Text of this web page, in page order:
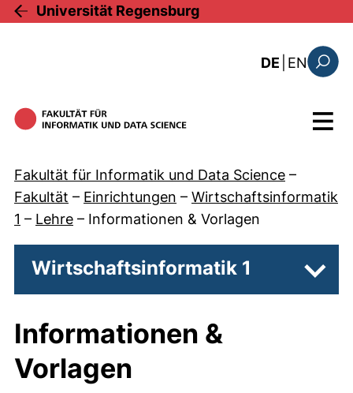
Direkt zum Inhalt
Universität Regensburg
DE EN: this
Menü
Fakultät für Informatik und Data Science –
Fakultät – Einrichtungen – Wirtschaftsinformatik
1 – Lehre – Informationen & Vorlagen
Wirtschaftsinformatik 1
Informationen &
Vorlagen